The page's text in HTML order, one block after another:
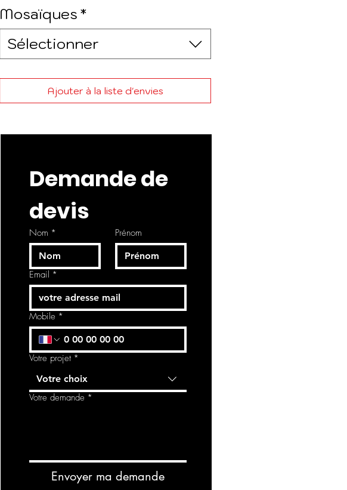
Mosaïques*
Sélectionner
Ajouter à la liste d'envies
Demande de
devis
Nom * Prénom
Email *
Mobile *
Votre projet *
Votre choix
Votre demande *
Envoyer ma demande